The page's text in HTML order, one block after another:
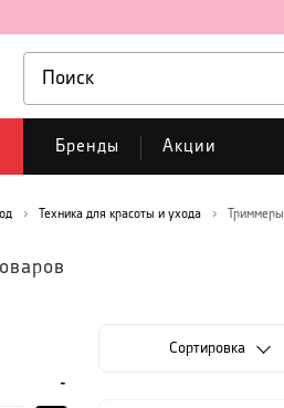
Бренды Акции
Техника для красоты и ухода Триммеры
Cортировка